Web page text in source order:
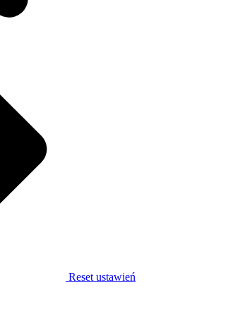
Reset ustawień